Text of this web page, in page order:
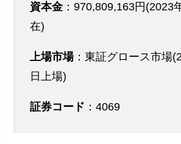
資本金 ：970,809,163円(2023
在)
上場市場：東証グロース市場
日上場)
証券コード ：4069